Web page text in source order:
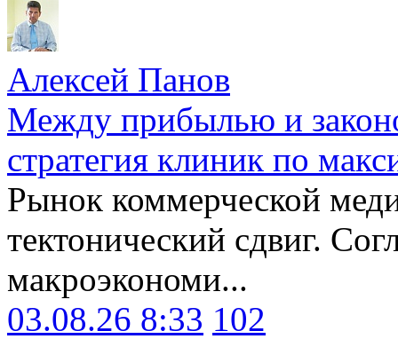
Алексей Панов
Между прибылью и
стратегия клиник по
Рынок коммерческой
тектонический сдвиг.
макроэкономи...
03.08.26 8:33 102